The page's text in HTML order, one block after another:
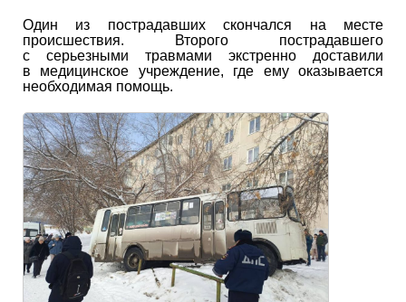
Один из пострадавших скончался на месте
происшествия. Второго пострадавшего
с серьезными травмами экстренно доставили
в медицинское учреждение, где ему оказывается
необходимая помощь.